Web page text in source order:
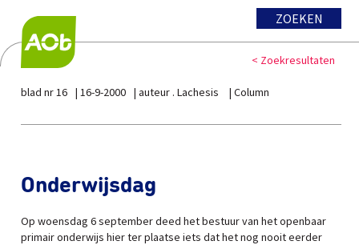
ZOEKEN
< Zoekresultaten
blad nr 16 16-9-2000 auteur . Lachesis Column
Onderwijsdag
Op woensdag 6 september deed het bestuur van het openbaar
primair onderwijs hier ter plaatse iets dat het nog nooit eerder